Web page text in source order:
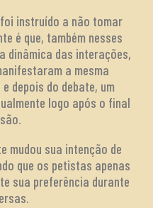
instruído a não tomar
é que, também nesses
dinâmica das interações,
a mesma
depois do debate, um
logo após o final
mudou sua intenção de
que os petistas apenas
sua preferência durante